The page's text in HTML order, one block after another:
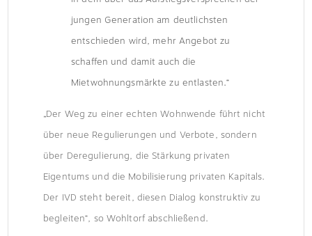
jungen Generation am deutlichsten
entschieden wird, mehr Angebot zu
schaffen und damit auch die
Mietwohnungsmärkte zu entlasten.“
„Der Weg zu einer echten Wohnwende führt nicht
über neue Regulierungen und Verbote, sondern
über Deregulierung, die Stärkung privaten
Eigentums und die Mobilisierung privaten Kapitals.
Der IVD steht bereit, diesen Dialog konstruktiv zu
begleiten“, so Wohltorf abschließend.